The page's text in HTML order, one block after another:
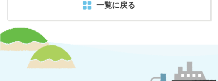
一覧に戻る